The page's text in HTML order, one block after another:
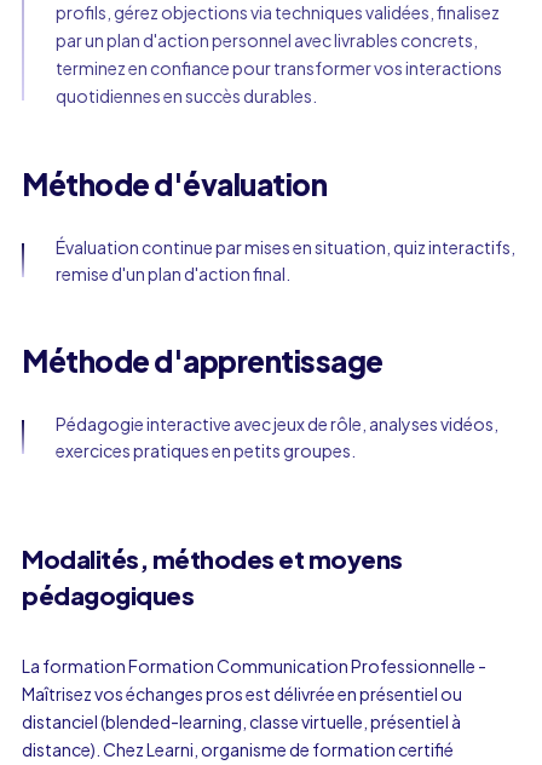
profils, gérez objections via techniques validées, finalisez
par un plan d'action personnel avec livrables concrets,
terminez en confiance pour transformer vos interactions
quotidiennes en succès durables.
Méthode d'évaluation
Évaluation continue par mises en situation, quiz interactifs,
remise d'un plan d'action final.
Méthode d'apprentissage
Pédagogie interactive avec jeux de rôle, analyses vidéos,
exercices pratiques en petits groupes.
Modalités, méthodes et moyens
pédagogiques
La formation Formation Communication Professionnelle -
Maîtrisez vos échanges pros est délivrée en présentiel ou
distanciel (blended-learning, classe virtuelle, présentiel à
distance). Chez Learni, organisme de formation certifié